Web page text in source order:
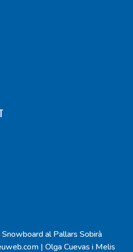
al Pallars Sobirà
| Olga Cuevas i Melis